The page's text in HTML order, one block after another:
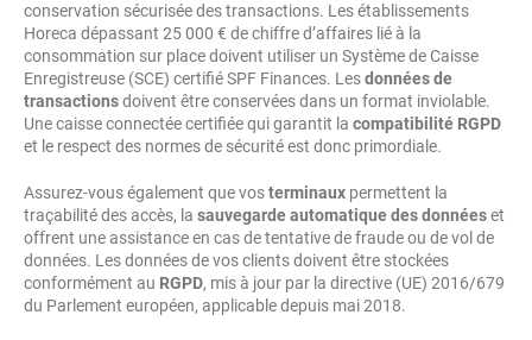
conservation sécurisée des transactions. Les établissements
Horeca dépassant 25 000 € de chiffre d’affaires lié à la
consommation sur place doivent utiliser un Système de Caisse
Enregistreuse (SCE) certifié SPF Finances. Lesdonnées de
transactionsdoivent être conservées dans un format inviolable.
Une caisse connectée certifiée qui garantit la compatibilité RGPD
et le respect des normes de sécurité est donc primordiale.
Assurez-vous également que vosterminaux permettent la
traçabilité des accès, la sauvegarde automatique des donnéeset
offrent une assistance en cas de tentative de fraude ou de vol de
données. Les données de vos clients doivent être stockées
conformément au RGPD, mis à jour par la directive (UE) 2016/679
du Parlement européen, applicable depuis mai 2018.